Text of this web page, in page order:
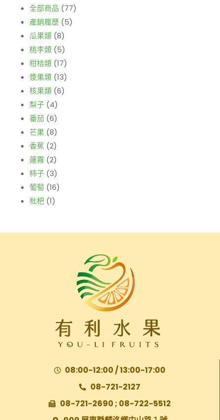
全部商品 (77)
產銷履歷 (5)
瓜果類 (8)
桃李類 (5)
柑桔類 (17)
漿果類 (13)
核果類 (6)
梨子 (4)
番茄 (6)
芒果 (8)
香蕉 (2)
蓮霧 (2)
柿子 (3)
葡萄 (16)
枇杷 (1)
08:00-12:00 / 13:00-17:00
08-721-2127
08-721-2690 ; 08-722-5512